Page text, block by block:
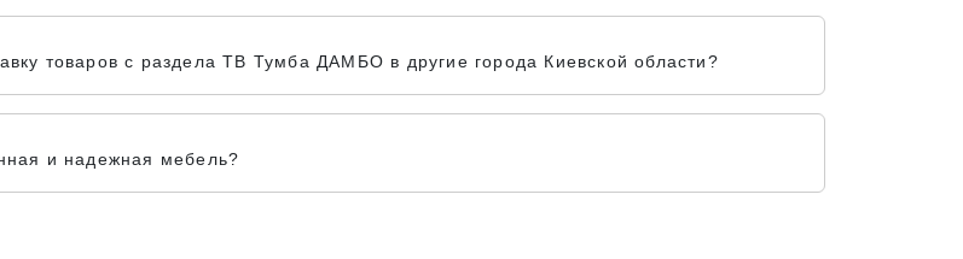
товаров с раздела ТВ Тумба ДАМБО в другие города Киевской области?
и надежная мебель?